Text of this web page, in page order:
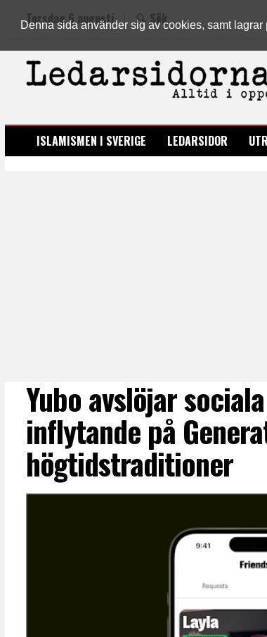
Denna sida använder sig av cookies, samt
Torsdag 6 augusti Sök
LEDARSIDORNA.SE
ISLAMISMEN I SVERIGE LEDARSIDOR
Yubo avslöjar
inflytande på
högtidstraditioner